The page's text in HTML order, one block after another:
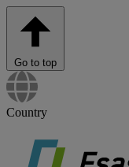
Go to top
Country